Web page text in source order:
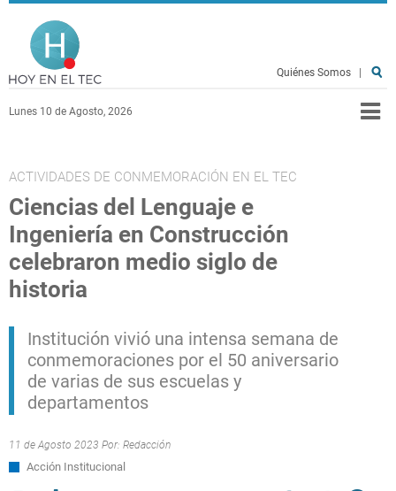
Pasar al contenido principal
Lunes 10 de Agosto, 2026
Quiénes Somos
ACTIVIDADES DE CONMEMORACIÓN EN EL TEC
Ciencias del Lenguaje e
Ingeniería en Construcción
celebraron medio siglo de
historia
Institución vivió una intensa semana de
conmemoraciones por el 50 aniversario
de varias de sus escuelas y
departamentos
11 de Agosto 2023 Por: Redacción
Acción Institucional